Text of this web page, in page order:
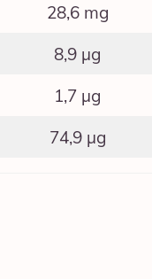
28,6 mg
8,9 μg
1,7 μg
74,9 μg